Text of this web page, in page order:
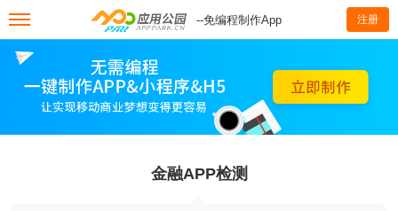
--免编程制作App 注册
金融APP检测